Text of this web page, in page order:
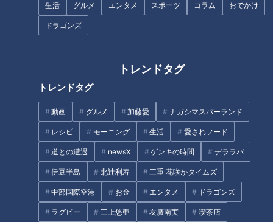
生活 グルメ エンタメ スポーツ コラム おでかけ
ドラゴンズ
トレンドタグ
トレンドタグ
動画 グルメ 加藤愛 ナガシマスパーランド
レシピ モーニング 生活 愛されフード
道との遭遇 newsX ゲンキの時間 デララバ
伊豆半島 北辻利寿 三重 花咲かタイムズ
中部国際空港 お金 エンタメ ドラゴンズ
ラグビー 三上悠亜 友廣南実 喫茶店
秋の人気和栗スイーツ！栗感た
愛知・稲沢市のオススメスポッ
農家直伝！今が旬の新タマネギ
を使用した絶品レシピを紹介
築150年の古民家を改築したお
店で絶品うなぎグルメを堪能!
タグ
おでかけ うなずキング 愛知